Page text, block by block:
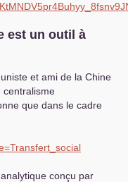
est un outil à
et ami de la Chine
centralisme
que dans le cadre
conçu par